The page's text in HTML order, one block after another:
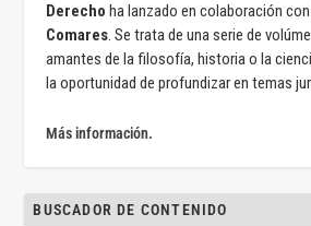
Derecho ha lanzado en colaboración
Comares. Se trata de una serie de
amantes de la filosofía, historia o la
la oportunidad de profundizar en temas
Más información.
BUSCADOR DE CONTENIDO